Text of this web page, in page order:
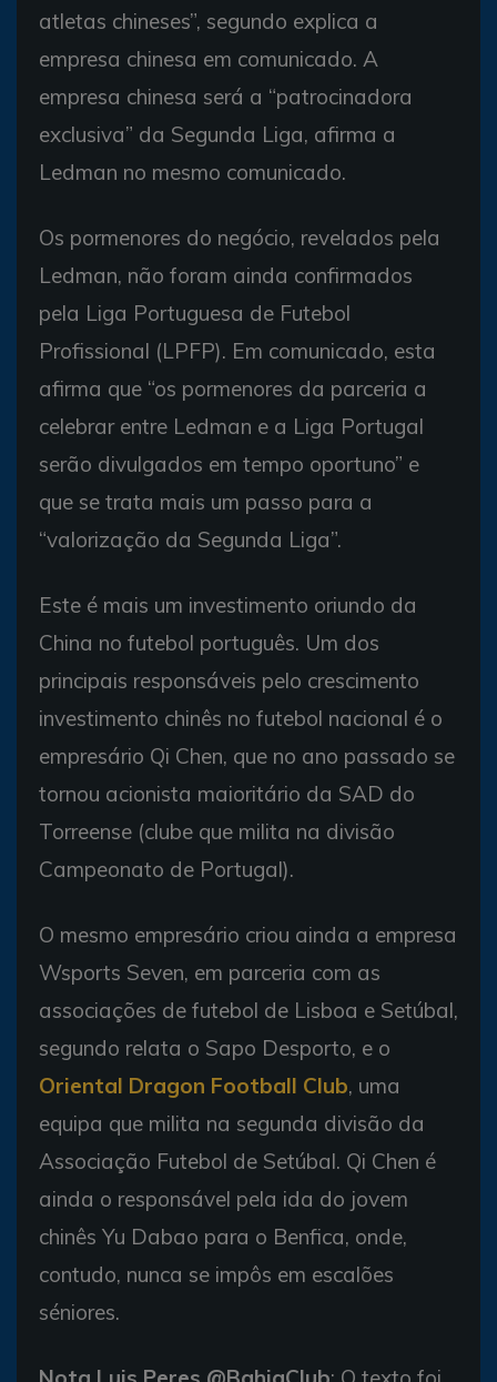
atletas chineses”, segundo explica a
empresa chinesa em comunicado. A
empresa chinesa será a “patrocinadora
exclusiva” da Segunda Liga, afirma a
Ledman no mesmo comunicado.
Os pormenores do negócio, revelados pela
Ledman, não foram ainda confirmados
pela Liga Portuguesa de Futebol
Profissional (LPFP). Em comunicado, esta
afirma que “os pormenores da parceria a
celebrar entre Ledman e a Liga Portugal
serão divulgados em tempo oportuno” e
que se trata mais um passo para a
“valorização da Segunda Liga”.
Este é mais um investimento oriundo da
China no futebol português. Um dos
principais responsáveis pelo crescimento
investimento chinês no futebol nacional é o
empresário Qi Chen, que no ano passado se
tornou acionista maioritário da SAD do
Torreense (clube que milita na divisão
Campeonato de Portugal).
O mesmo empresário criou ainda a empresa
Wsports Seven, em parceria com as
associações de futebol de Lisboa e Setúbal,
segundo relata o Sapo Desporto, e o
Oriental Dragon Football Club, uma
equipa que milita na segunda divisão da
Associação Futebol de Setúbal. Qi Chen é
ainda o responsável pela ida do jovem
chinês Yu Dabao para o Benfica, onde,
contudo, nunca se impôs em escalões
séniores.